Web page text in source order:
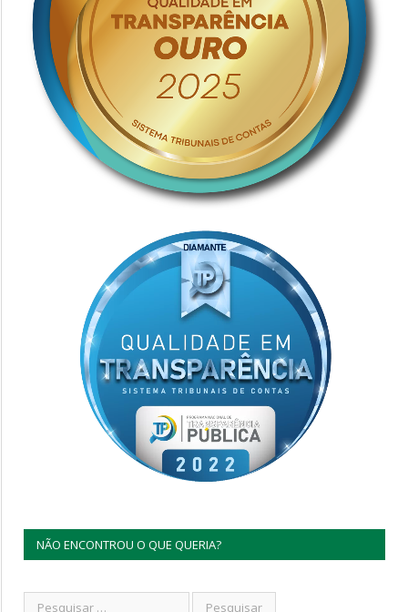
NÃO ENCONTROU O QUE QUERIA?